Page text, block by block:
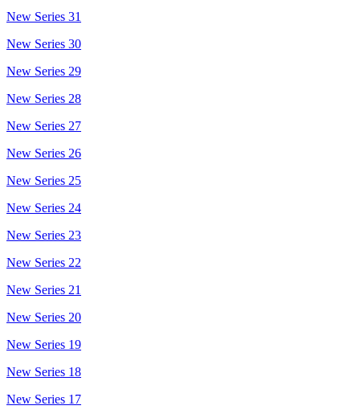
New Series 31
New Series 30
New Series 29
New Series 28
New Series 27
New Series 26
New Series 25
New Series 24
New Series 23
New Series 22
New Series 21
New Series 20
New Series 19
New Series 18
New Series 17